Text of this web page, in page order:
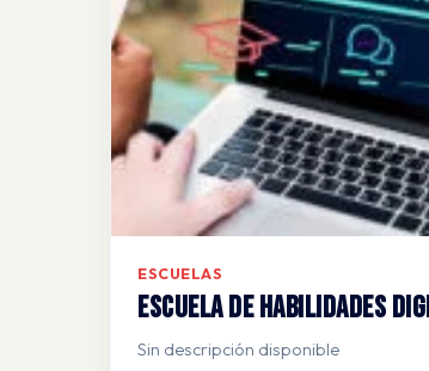
ESCUELAS
Escuela de Habilidades
Sin descripción disponible